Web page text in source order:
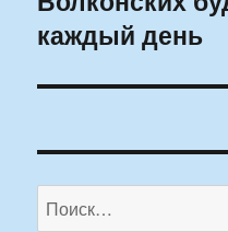
каждый день
Искать: